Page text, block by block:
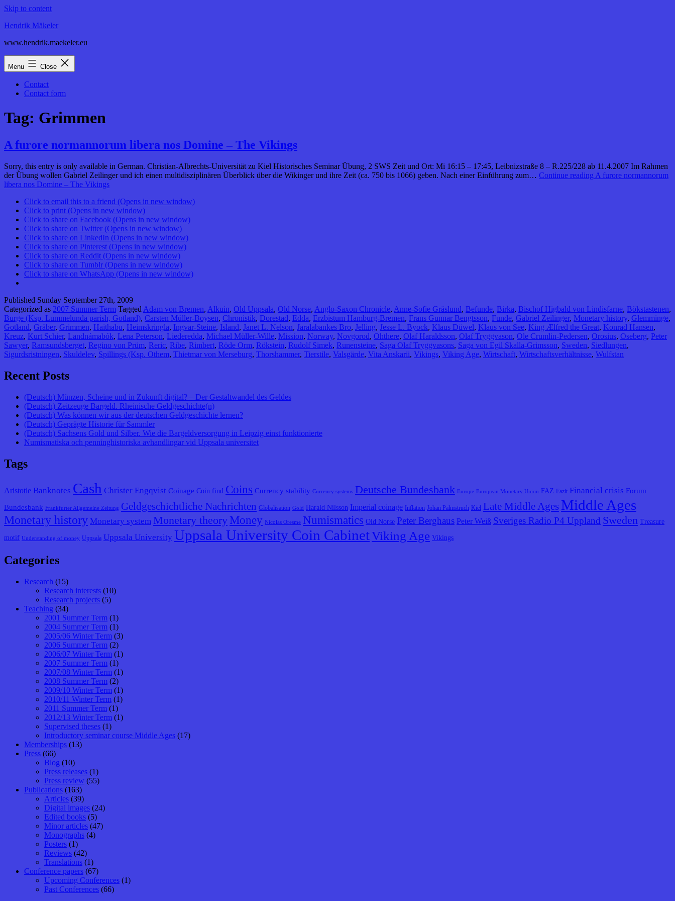
Skip to content
Hendrik Mäkeler
www.hendrik.maekeler.eu
Menu Close
Contact
Contact form
Tag: Grimmen
A furore normannorum libera nos Domine – The Vikings
Sorry, this entry is only available in German. Christian-Albrechts-Universität zu Kiel Historisches Seminar Übung, 2 SWS Zeit und Ort: Mi 16:15 – 17:45, Leibnizstraße 8 – R.225/228 ab 11.4.2007 Im Rahmen
der Übung wollen Gabriel Zeilinger und ich einen multidisziplinären Überblick über die Wikinger und ihre Zeit (ca. 750 bis 1066) geben. Nach einer Einführung zum… Continue reading A furore normannorum
libera nos Domine – The Vikings
Click to email this to a friend (Opens in new window)
Click to print (Opens in new window)
Click to share on Facebook (Opens in new window)
Click to share on Twitter (Opens in new window)
Click to share on LinkedIn (Opens in new window)
Click to share on Pinterest (Opens in new window)
Click to share on Reddit (Opens in new window)
Click to share on Tumblr (Opens in new window)
Click to share on WhatsApp (Opens in new window)
Published Sunday September 27th, 2009
Categorized as 2007 Summer Term Tagged Adam von Bremen, Alkuin, Old Uppsala, Old Norse, Anglo-Saxon Chronicle, Anne-Sofie Gräslund, Befunde, Birka, Bischof Higbald von Lindisfarne, Bökstastenen,
Burge (Ksp. Lummelunda parish, Gotland), Carsten Müller-Boysen, Chronistik, Dorestad, Edda, Erzbistum Hamburg-Bremen, Frans Gunnar Bengtsson, Funde, Gabriel Zeilinger, Monetary history, Glemminge,
Gotland, Gräber, Grimmen, Haithabu, Heimskringla, Ingvar-Steine, Island, Janet L. Nelson, Jaralabankes Bro, Jelling, Jesse L. Byock, Klaus Düwel, Klaus von See, King Ælfred the Great, Konrad Hansen,
Kreuz, Kurt Schier, Landnámabók, Lena Peterson, Liederedda, Michael Müller-Wille, Mission, Norway, Novgorod, Ohthere, Olaf Haraldsson, Olaf Tryggvason, Ole Crumlin-Pedersen, Orosius, Oseberg, Peter
Sawyer, Ramsundsberget, Regino von Prüm, Reric, Ribe, Rimbert, Röde Orm, Rökstein, Rudolf Simek, Runensteine, Saga Olaf Tryggvasons, Saga von Egil Skalla-Grimsson, Sweden, Siedlungen,
Sigurdsristningen, Skuldelev, Spillings (Ksp. Othem, Thietmar von Merseburg, Thorshammer, Tierstile, Valsgärde, Vita Anskarii, Vikings, Viking Age, Wirtschaft, Wirtschaftsverhältnisse, Wulfstan
Recent Posts
(Deutsch) Münzen, Scheine und in Zukunft digital? – Der Gestaltwandel des Geldes
(Deutsch) Zeitzeuge Bargeld. Rheinische Geldgeschichte(n)
(Deutsch) Was können wir aus der deutschen Geldgeschichte lernen?
(Deutsch) Geprägte Historie für Sammler
(Deutsch) Sachsens Gold und Silber. Wie die Bargeldversorgung in Leipzig einst funktionierte
Numismatiska och penninghistoriska avhandlingar vid Uppsala universitet
Tags
Aristotle Banknotes Cash Christer Engqvist Coinage Coin find Coins Currency stability Currency systems Deutsche Bundesbank Europe European Monetary Union FAZ Fazit Financial crisis Forum
Bundesbank Frankfurter Allgemeine Zeitung Geldgeschichtliche Nachrichten Globalisation Gold Harald Nilsson Imperial coinage Inflation Johan Palmstruch Kiel Late Middle Ages Middle Ages
Monetary history Monetary system Monetary theory Money Nicolas Oresme Numismatics Old Norse Peter Berghaus Peter Weiß Sveriges Radio P4 Uppland Sweden Treasure
motif Understanding of money Uppsala Uppsala University Uppsala University Coin CabinetViking Age Vikings
Categories
Research (15)
Research interests (10)
Research projects (5)
Teaching (34)
2001 Summer Term (1)
2004 Summer Term (1)
2005/06 Winter Term (3)
2006 Summer Term (2)
2006/07 Winter Term (1)
2007 Summer Term (1)
2007/08 Winter Term (1)
2008 Summer Term (2)
2009/10 Winter Term (1)
2010/11 Winter Term (1)
2011 Summer Term (1)
2012/13 Winter Term (1)
Supervised theses (1)
Introductory seminar course Middle Ages (17)
Memberships (13)
Press (66)
Blog (10)
Press releases (1)
Press review (55)
Publications (163)
Articles (39)
Digital images (24)
Edited books (5)
Minor articles (47)
Monographs (4)
Posters (1)
Reviews (42)
Translations (1)
Conference papers (67)
Upcoming Conferences (1)
Past Conferences (66)